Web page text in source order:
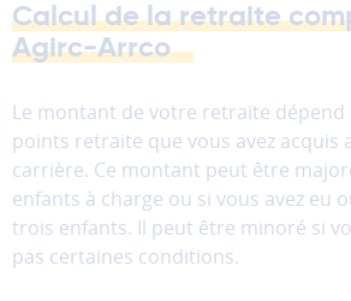
Calcul de la retraite
Agirc-Arrco
Le montant de votre retraite
points retraite que vous avez acquis
carrière. Ce montant peut être
enfants à charge ou si vous avez eu
trois enfants. Il peut être minoré si
pas certaines conditions.